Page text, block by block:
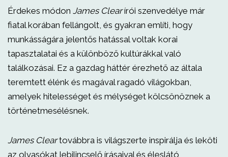
Érdekes módon James Clearírói szenvedélye már
fiatal korában fellángolt, és gyakran említi, hogy
munkásságára jelentős hatással voltak korai
tapasztalatai és a különböző kultúrákkal való
találkozásai. Ez a gazdag háttér érezhető az általa
teremtett élénk és magával ragadó világokban,
amelyek hitelességet és mélységet kölcsönöznek a
történetmesélésnek.
James Cleartovábbra is világszerte inspirálja és leköti
az olvasókat lebilincselő írásaival és éleslátó